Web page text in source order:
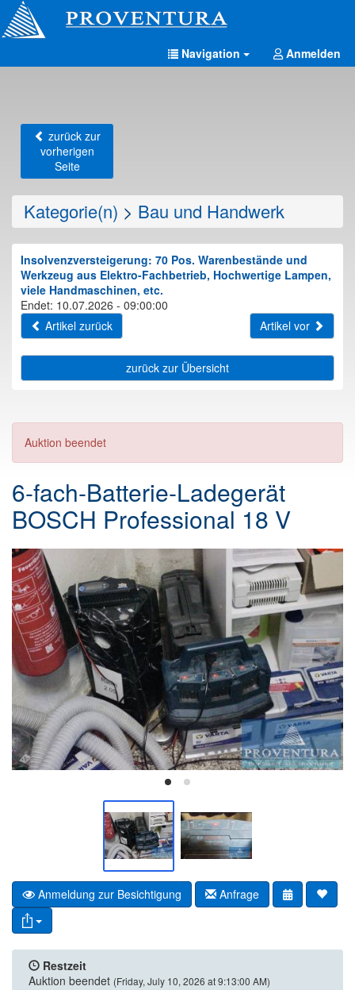
Navigation Anmelden
zurück zur
vorherigen
Seite
Kategorie(n) > Bau und Handwerk
Insolvenzversteigerung: 70 Pos. Warenbestände und
Werkzeug aus Elektro-Fachbetrieb, Hochwertige Lampen,
viele Handmaschinen, etc.
Endet: 10.07.2026 - 09:00:00
Artikel zurück
Artikel vor
zurück zur Übersicht
Auktion beendet
6-fach-Batterie-Ladegerät
BOSCH Professional 18 V
Anmeldung zur Besichtigung Anfrage
Restzeit
Auktion beendet (Friday, July 10, 2026 at 9:13:00 AM)